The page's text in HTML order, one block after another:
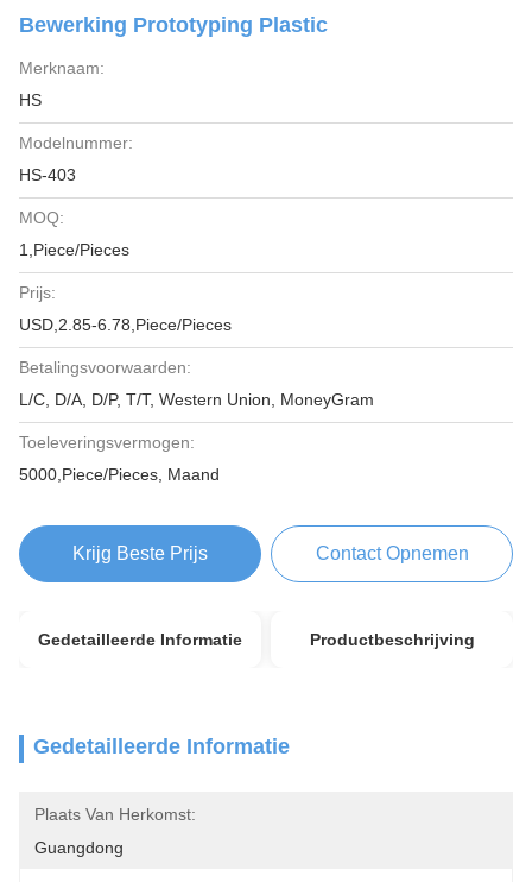
Bewerking Prototyping Plastic
Merknaam:
HS
Modelnummer:
HS-403
MOQ:
1,Piece/Pieces
Prijs:
USD,2.85-6.78,Piece/Pieces
Betalingsvoorwaarden:
L/C, D/A, D/P, T/T, Western Union, MoneyGram
Toeleveringsvermogen:
5000,Piece/Pieces, Maand
Krijg Beste Prijs Contact Opnemen
Gedetailleerde Informatie Productbeschrijving
Gedetailleerde Informatie
Plaats Van Herkomst:
Guangdong